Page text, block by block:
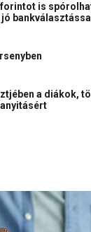
is
bankválasztással
a diákok,